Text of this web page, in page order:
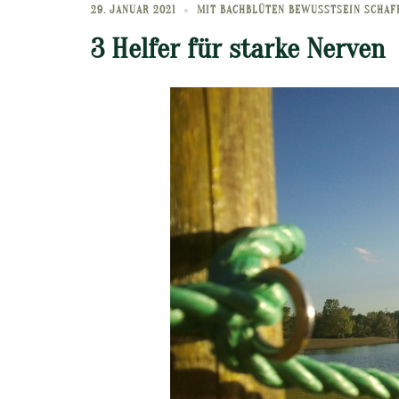
29. JANUAR 2021 MIT BACHBLÜTEN BEWUSSTSEIN
3 Helfer für starke Nerven